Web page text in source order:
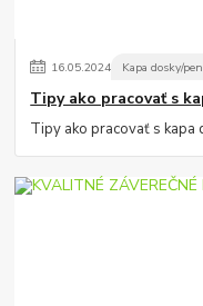
16.05.2024 Kapa dosky/
Tipy ako pracovať s
Tipy ako pracovať s